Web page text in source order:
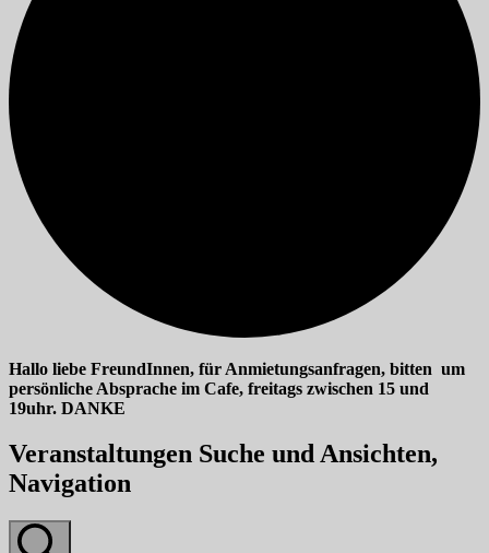
Hallo liebe FreundInnen, für Anmietungsanfragen, bitten um
persönliche Absprache im Cafe, freitags zwischen 15 und
19uhr. DANKE
Veranstaltungen
Veranstaltungen Suche und Ansichten,
Navigation